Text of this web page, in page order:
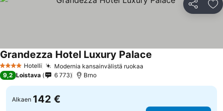
Jaa
4 Tähtiluokitus
Hotelli Modernia kansainvälistä ruokaa
Grandezza Hotel Luxury Palace
9,2 Loistava 6 773 Brno
Alkaen 142 €